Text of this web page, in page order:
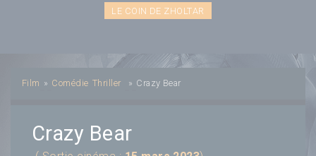
LE COIN DE ZHOLTAR
Film » Comédie Thriller » Crazy Bear
Crazy Bear